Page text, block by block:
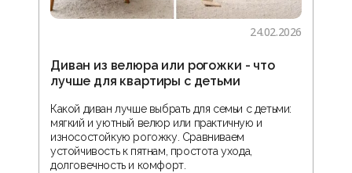
24.02.2026
Диван из велюра или рогожки - что
лучше для квартиры с детьми
Какой диван лучше выбрать для семьи с детьми:
мягкий и уютный велюр или практичную и
износостойкую рогожку. Сравниваем
устойчивость к пятнам, простота ухода,
долговечность и комфорт.